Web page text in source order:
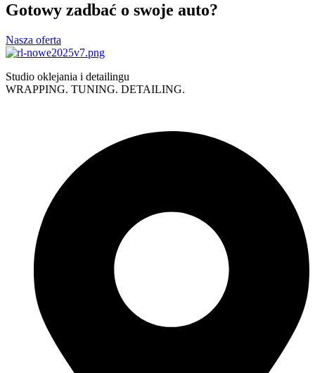
Gotowy zadbać o swoje auto?
Nasza oferta
Studio oklejania i detailingu
WRAPPING. TUNING. DETAILING.